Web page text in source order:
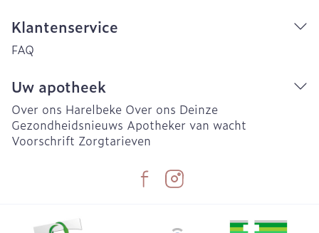
Klantenservice
FAQ
Uw apotheek
Over ons Harelbeke Over ons Deinze
Gezondheidsnieuws Apotheker van wacht
Voorschrift Zorgtarieven